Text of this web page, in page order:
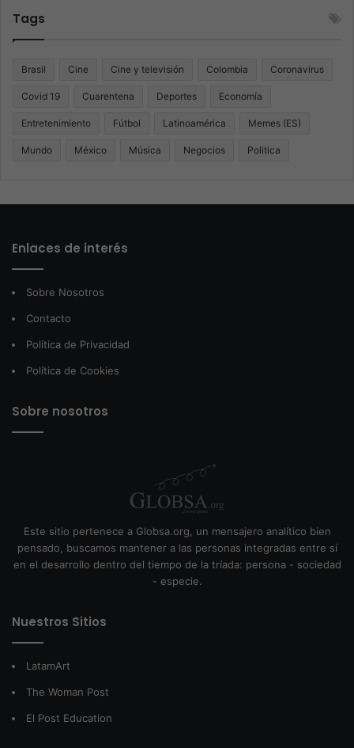
Tags
Brasil Cine Cine y televisión Colombia Coronavirus
Covid 19 Cuarentena Deportes Economía
Entretenimiento Fútbol Latinoamérica Memes (ES)
Mundo México Música Negocios Politica
Enlaces de interés
Sobre Nosotros
Contacto
Política de Privacidad
Política de Cookies
Sobre nosotros
Este sitio pertenece a Globsa.org, un mensajero analítico bien
pensado, buscamos mantener a las personas integradas entre sí
en el desarrollo dentro del tiempo de la tríada: persona - sociedad
- especie.
Nuestros Sitios
LatamArt
The Woman Post
El Post Education